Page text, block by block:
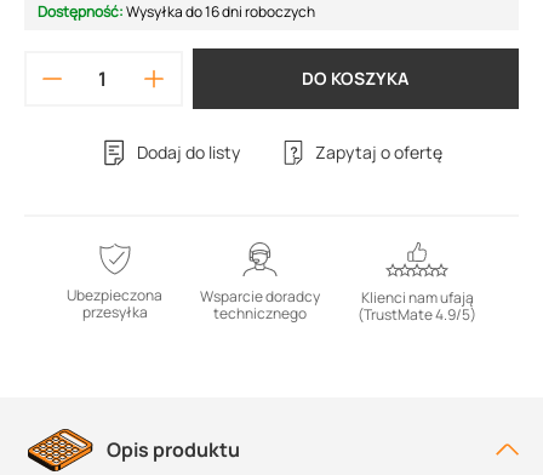
Dostępność:Wysyłka do 16 dni roboczych
DO KOSZYKA
Dodaj do listy Zapytaj o ofertę
Ubezpieczona
przesyłka
Wsparcie doradcy
technicznego
Klienci nam ufają
(TrustMate 4.9/5)
Opis produktu